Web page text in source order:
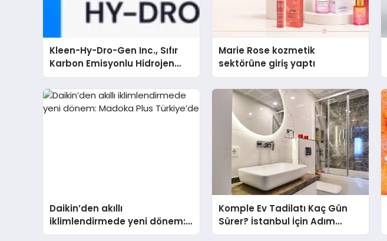
Kleen-Hy-Dro-Gen Inc., Sıfır
Karbon Emisyonlu Hidrojen
Isıtma Teknolojisinde ISO ve
TSSA Düzenleyici Onaylarını
Aldı
Marie Rose kozmetik
sektörüne giriş yaptı
Daikin’den akıllı
iklimlendirmede yeni dönem:
Madoka Plus Türkiye’de
Komple Ev Tadilatı Kaç Gün
Sürer? İstanbul İçin Adım
Adım Tadilat Süreci Rehberi